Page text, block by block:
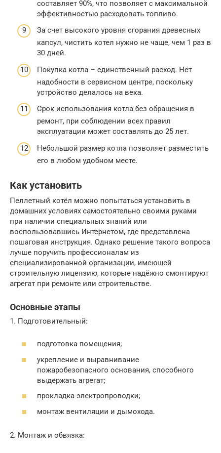
составляет 90%, что позволяет с максимальной
эффективностью расходовать топливо.
За счет высокого уровня сгорания древесных
капсул, чистить котел нужно не чаще, чем 1 раз в
30 дней.
Покупка котла – единственный расход. Нет
надобности в сервисном центре, поскольку
устройство делалось на века.
Срок использования котла без обращения в
ремонт, при соблюдении всех правил
эксплуатации может составлять до 25 лет.
Небольшой размер котла позволяет разместить
его в любом удобном месте.
Как установить
Пеллетный котёл можно попытаться установить в
домашних условиях самостоятельно своими руками
при наличии специальных знаний или
воспользовавшись Интернетом, где представлена
пошаговая инструкция. Однако решение такого вопроса
лучше поручить профессионалам из
специализированной организации, имеющей
строительную лицензию, которые надёжно смонтируют
агрегат при ремонте или строительстве.
Основные этапы
1. Подготовительный:
подготовка помещения;
укрепление и выравнивание
пожаробезопасного основания, способного
выдержать агрегат;
прокладка электропроводки;
монтаж вентиляции и дымохода.
2. Монтаж и обвязка: